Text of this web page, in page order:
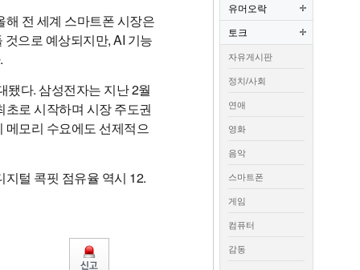
유머오락
토크
자유게시판
정치/사회
연애
영화
음악
스마트폰
게임
컴퓨터
감동
해 전 세계 스마트폰 시장은
으로 예상되지만, AI 기능
됐다. 삼성전자는 지난 2월
로 시작하며 시장 주도권
메모리 수요에도 선제적으
털 콕핏 점유율 역시 12.